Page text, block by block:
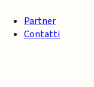
Partner
Contatti